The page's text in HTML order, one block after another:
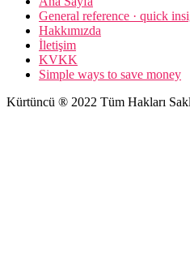
General reference · quick
Hakkımızda
İletişim
KVKK
Simple ways to save money
Kürtüncü ® 2022 Tüm Hakları